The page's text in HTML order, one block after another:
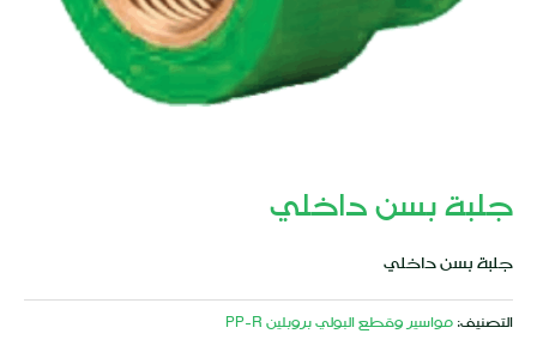
جلبة بسن داخلي
جلبة بسن داخلي
التصنيف:مواسير وقطع البولي بروبلين PP-R